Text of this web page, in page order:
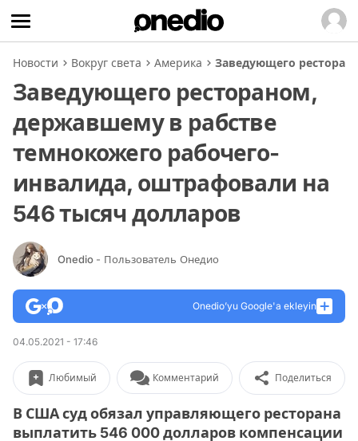
Новости Вокруг света Америка Заведующего
Заведующего рестораном,
державшему в рабстве
темнокожего рабочего-
инвалида, оштрафовали на
546 тысяч долларов
Onedio - Пользователь Онедио
Onedio’yu Google'a ekleyin
04.05.2021 - 17:46
Любимый Комментарий Поделиться
В США суд обязал управляющего ресторана
выплатить 546 000 долларов компенсации